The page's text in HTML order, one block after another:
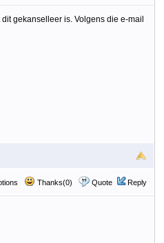
gekanselleer is. Volgens die e-mail
Thanks(0) Quote Reply